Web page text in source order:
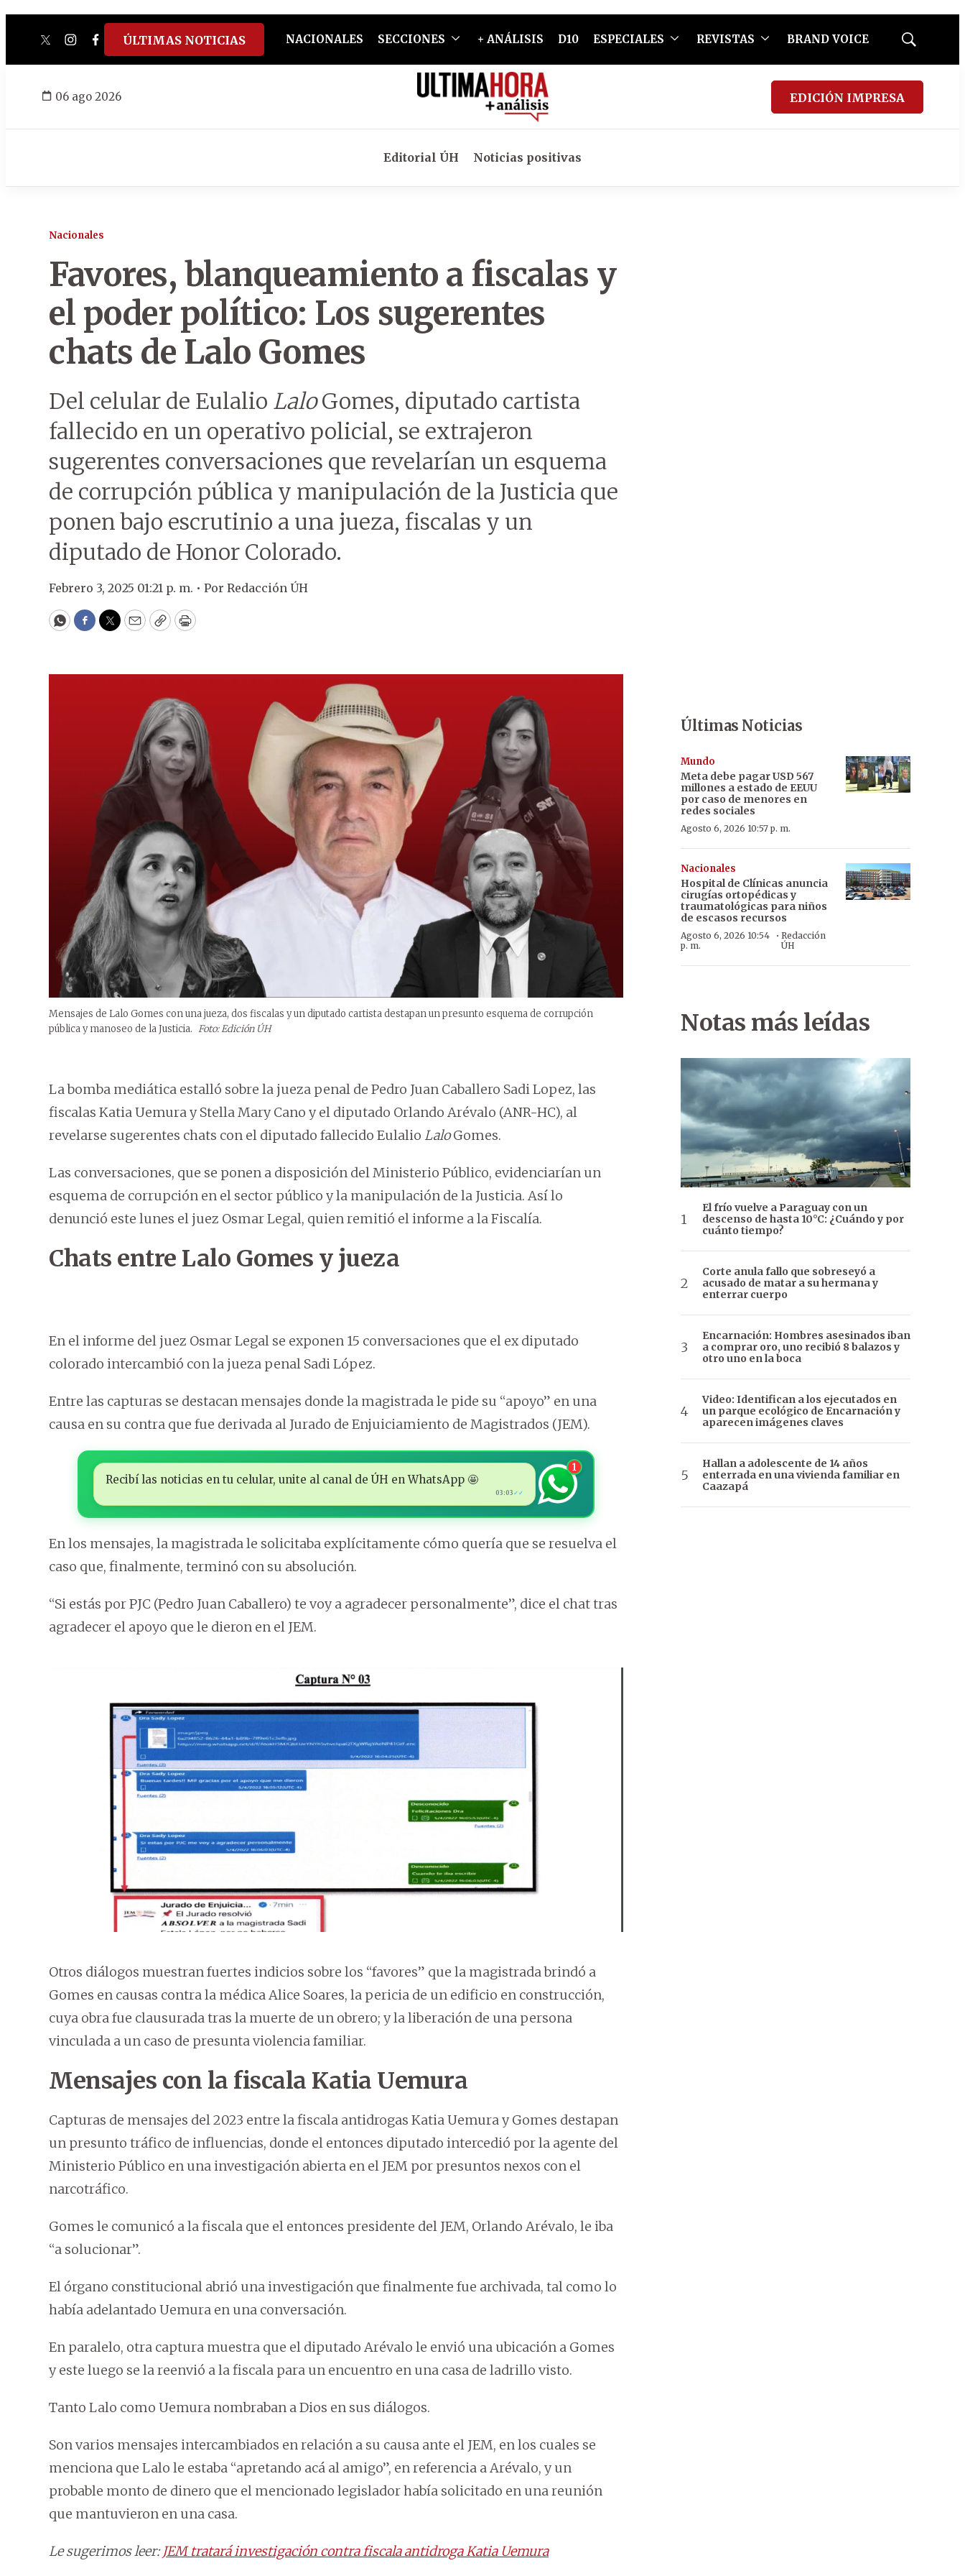
twitterinstagram
facebook
tiktokyoutube
spotify
ÚLTIMAS NOTICIAS NACIONALES SECCIONES + ANÁLISIS D10 ESPECIALES REVISTAS BRAND VOICE
Mostrar
06 ago 2026 EDICIÓN IMPRESA
Editorial ÚH Noticias positivas
Nacionales
Favores, blanqueamiento a fiscalas y
el poder político: Los sugerentes
chats de Lalo Gomes
Del celular de Eulalio LaloGomes, diputado cartista
fallecido en un operativo policial, se extrajeron
sugerentes conversaciones que revelarían un esquema
de corrupción pública y manipulación de la Justicia que
ponen bajo escrutinio a una jueza, fiscalas y un
diputado de Honor Colorado.
Febrero 3, 2025 01:21 p. m. • Por Redacción ÚH
WhatsApp
Facebook
Twitter
EmailCopyPrint
Mensajes de Lalo Gomes con una jueza, dos fiscalas y un diputado cartista destapan un presunto esquema de corrupción
pública y manoseo de la Justicia. Foto: Edición ÚH
La bomba mediática estalló sobre la jueza penal de Pedro Juan Caballero Sadi Lopez, las
fiscalas Katia Uemura y Stella Mary Cano y el diputado Orlando Arévalo (ANR-HC), al
revelarse sugerentes chats con el diputado fallecido Eulalio LaloGomes.
Las conversaciones, que se ponen a disposición del Ministerio Público, evidenciarían un
esquema de corrupción en el sector público y la manipulación de la Justicia. Así lo
denunció este lunes el juez Osmar Legal, quien remitió el informe a la Fiscalía.
Chats entre Lalo Gomes y jueza
En el informe del juez Osmar Legal se exponen 15 conversaciones que el ex diputado
colorado intercambió con la jueza penal Sadi López.
Entre las capturas se destacan mensajes donde la magistrada le pide su “apoyo” en una
causa en su contra que fue derivada al Jurado de Enjuiciamiento de Magistrados (JEM).
Recibí las noticias en tu celular, unite al canal de ÚH en WhatsApp 🤩
03:03 ✓✓
1
En los mensajes, la magistrada le solicitaba explícitamente cómo quería que se resuelva el
caso que, finalmente, terminó con su absolución.
“Si estás por PJC (Pedro Juan Caballero) te voy a agradecer personalmente”, dice el chat tras
agradecer el apoyo que le dieron en el JEM.
Otros diálogos muestran fuertes indicios sobre los “favores” que la magistrada brindó a
Gomes en causas contra la médica Alice Soares, la pericia de un edificio en construcción,
cuya obra fue clausurada tras la muerte de un obrero; y la liberación de una persona
vinculada a un caso de presunta violencia familiar.
Mensajes con la fiscala Katia Uemura
Capturas de mensajes del 2023 entre la fiscala antidrogas Katia Uemura y Gomes destapan
un presunto tráfico de influencias, donde el entonces diputado intercedió por la agente del
Ministerio Público en una investigación abierta en el JEM por presuntos nexos con el
narcotráfico.
Gomes le comunicó a la fiscala que el entonces presidente del JEM, Orlando Arévalo, le iba
“a solucionar”.
El órgano constitucional abrió una investigación que finalmente fue archivada, tal como lo
había adelantado Uemura en una conversación.
En paralelo, otra captura muestra que el diputado Arévalo le envió una ubicación a Gomes
y este luego se la reenvió a la fiscala para un encuentro en una casa de ladrillo visto.
Tanto Lalo como Uemura nombraban a Dios en sus diálogos.
Son varios mensajes intercambiados en relación a su causa ante el JEM, en los cuales se
menciona que Lalo le estaba “apretando acá al amigo”, en referencia a Arévalo, y un
probable monto de dinero que el mencionado legislador había solicitado en una reunión
que mantuvieron en una casa.
Le sugerimos leer:JEM tratará investigación contra fiscala antidroga Katia Uemura
Últimas Noticias
Mundo
Meta debe pagar USD 567
millones a estado de EEUU
por caso de menores en
redes sociales
Agosto 6, 2026 10:57 p. m.
Nacionales
Hospital de Clínicas anuncia
cirugías ortopédicas y
traumatológicas para niños
de escasos recursos
Agosto 6, 2026 10:54
p. m.
· Redacción
ÚH
Notas más leídas
El frío vuelve a Paraguay con un
descenso de hasta 10°C: ¿Cuándo y por
cuánto tiempo?
Corte anula fallo que sobreseyó a
acusado de matar a su hermana y
enterrar cuerpo
Encarnación: Hombres asesinados iban
a comprar oro, uno recibió 8 balazos y
otro uno en la boca
Video: Identifican a los ejecutados en
un parque ecológico de Encarnación y
aparecen imágenes claves
Hallan a adolescente de 14 años
enterrada en una vivienda familiar en
Caazapá